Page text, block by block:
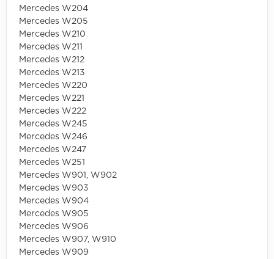
Mercedes W204
Mercedes W205
Mercedes W210
Mercedes W211
Mercedes W212
Mercedes W213
Mercedes W220
Mercedes W221
Mercedes W222
Mercedes W245
Mercedes W246
Mercedes W247
Mercedes W251
Mercedes W901, W902
Mercedes W903
Mercedes W904
Mercedes W905
Mercedes W906
Mercedes W907, W910
Mercedes W909